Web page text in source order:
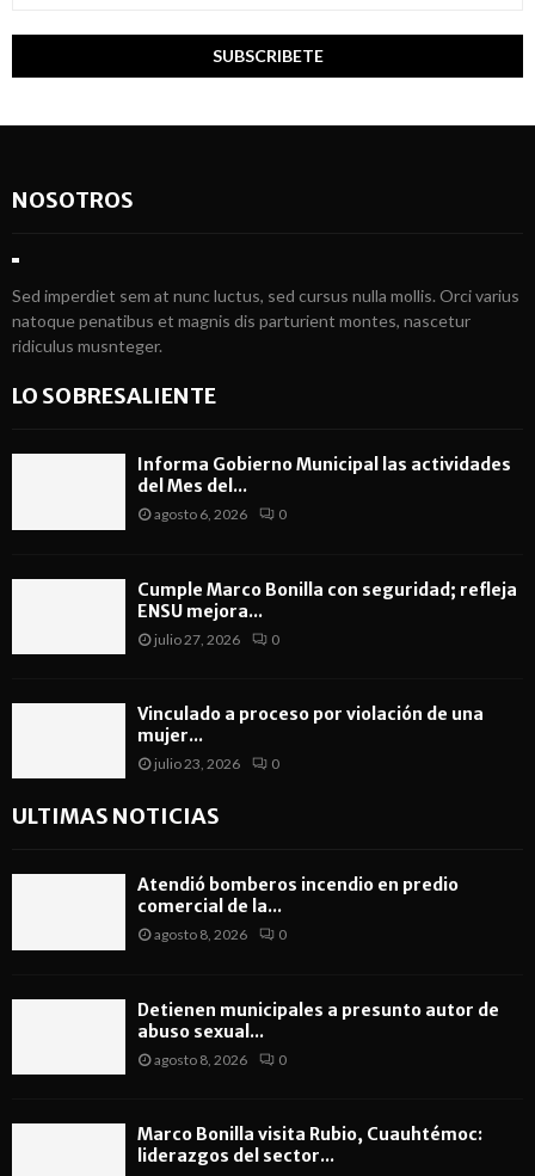
NOSOTROS
Sed imperdiet sem at nunc luctus, sed cursus nulla mollis. Orci varius
natoque penatibus et magnis dis parturient montes, nascetur
ridiculus musnteger.
LO SOBRESALIENTE
Informa Gobierno Municipal las actividades
del Mes del...
agosto 6, 2026 0
Cumple Marco Bonilla con seguridad; refleja
ENSU mejora...
julio 27, 2026 0
Vinculado a proceso por violación de una
mujer...
julio 23, 2026 0
ULTIMAS NOTICIAS
Atendió bomberos incendio en predio
comercial de la...
agosto 8, 2026 0
Detienen municipales a presunto autor de
abuso sexual...
agosto 8, 2026 0
Marco Bonilla visita Rubio, Cuauhtémoc:
liderazgos del sector...